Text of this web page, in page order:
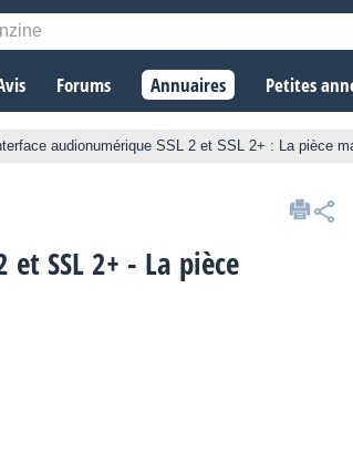
Forums Annuaires Petites
audionumérique SSL 2 et SSL 2+ : La pièce
SSL 2+ - La pièce